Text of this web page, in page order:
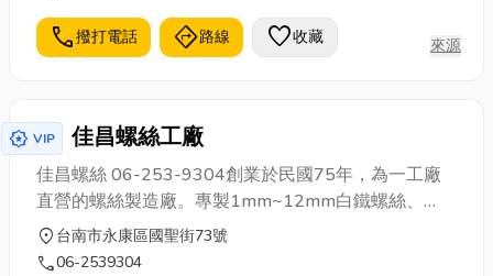
call撥打電話 directions路線 favorite收藏 來源
award_star VIP 佳昌螺絲工廠
佳昌螺絲 06-253-9304創業於民國75年，為一工廠
直營的螺絲製造廠。專製1mm~12mm白鐵螺絲、
銅、鐵、鋁螺絲、鉚釘，各種材質及相關配件製造。
location_on 台南市永康區國聖街73號
call06-2539304